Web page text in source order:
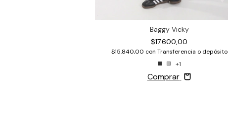
Baggy Vicky
$17.600,00
$15.840,00 con Transferencia o depósito
+1
Comprar